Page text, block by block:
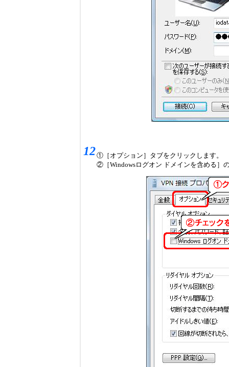
12①［オプション］タブをクリックします。
②［Windowsログオン ドメインを含める］